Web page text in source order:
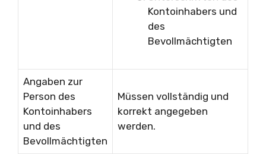
Kontoinhabers und
des
Bevollmächtigten
Angaben zur
Person des
Kontoinhabers
und des
Bevollmächtigten
Müssen vollständig und
korrekt angegeben
werden.